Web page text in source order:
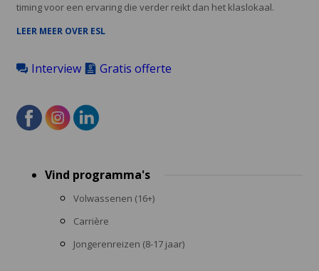
timing voor een ervaring die verder reikt dan het klaslokaal.
LEER MEER OVER ESL
Interview Gratis offerte
menuVind programma's
Volwassenen (16+)
Carrière
Jongerenreizen (8-17 jaar)